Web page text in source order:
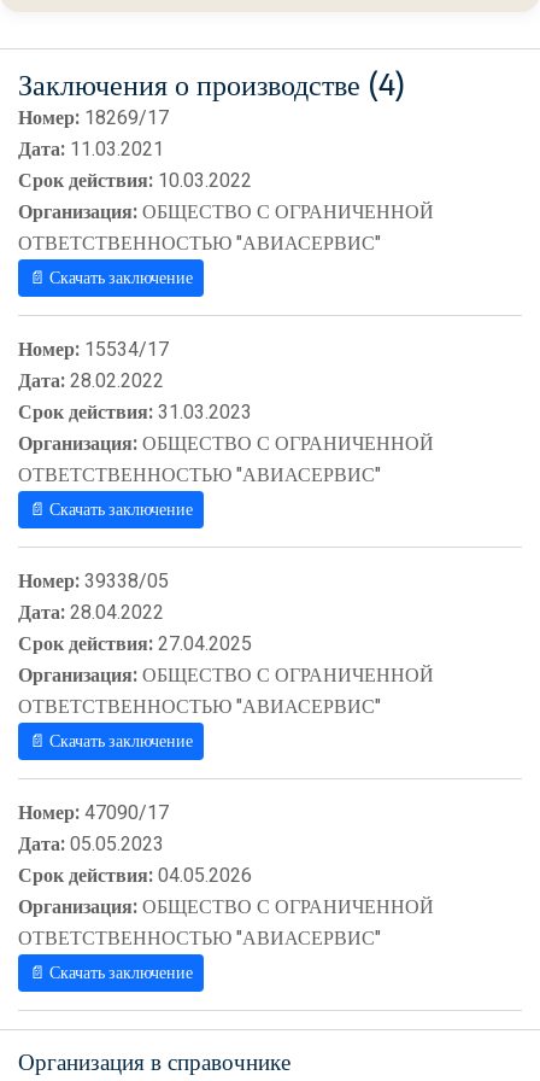
Заключения о производстве (4)
Номер: 18269/17
Дата: 11.03.2021
Срок действия: 10.03.2022
Организация:ОБЩЕСТВО С ОГРАНИЧЕННОЙ
ОТВЕТСТВЕННОСТЬЮ "АВИАСЕРВИС"
📄 Скачать заключение
Номер: 15534/17
Дата:28.02.2022
Срок действия:31.03.2023
Организация:ОБЩЕСТВО С ОГРАНИЧЕННОЙ
ОТВЕТСТВЕННОСТЬЮ "АВИАСЕРВИС"
📄 Скачать заключение
Номер:39338/05
Дата:28.04.2022
Срок действия:27.04.2025
Организация:ОБЩЕСТВО С ОГРАНИЧЕННОЙ
ОТВЕТСТВЕННОСТЬЮ "АВИАСЕРВИС"
📄 Скачать заключение
Номер:47090/17
Дата:05.05.2023
Срок действия:04.05.2026
Организация:ОБЩЕСТВО С ОГРАНИЧЕННОЙ
ОТВЕТСТВЕННОСТЬЮ "АВИАСЕРВИС"
📄 Скачать заключение
Организация в справочнике